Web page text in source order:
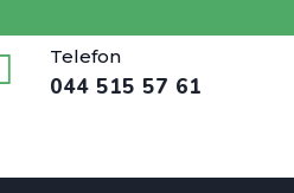
Telefon
044 515 57 61